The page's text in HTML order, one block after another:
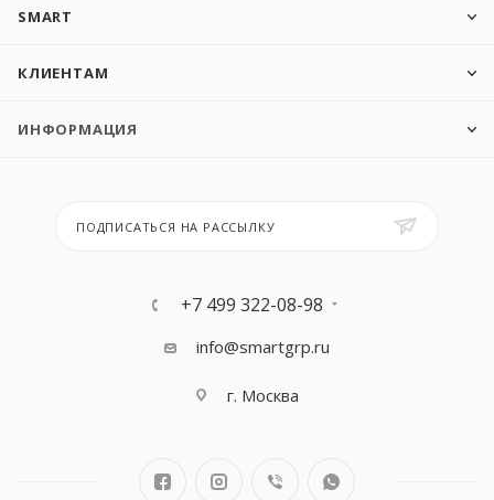
SMART
КЛИЕНТАМ
ИНФОРМАЦИЯ
ПОДПИСАТЬСЯ НА РАССЫЛКУ
+7 499 322-08-98
info@smartgrp.ru
г. Москва